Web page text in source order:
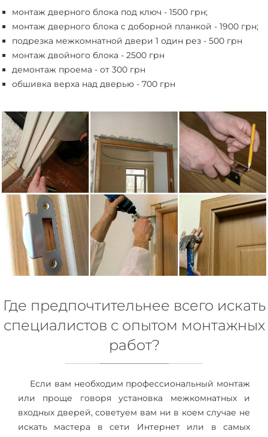
монтаж дверного блока под ключ - 1500 грн;
монтаж дверного блока с доборной планкой - 1900 грн;
подрезка межкомнатной двери 1 один рез - 500 грн
монтаж двойного блока - 2500 грн
демонтаж проема - от 300 грн
обшивка верха над дверью - 700 грн
Где предпочтительнее всего искать
специалистов с опытом монтажных
работ?
Если вам необходим профессиональный монтаж
или проще говоря установка межкомнатных и
входных дверей, советуем вам ни в коем случае не
искать мастера в сети Интернет или в самых